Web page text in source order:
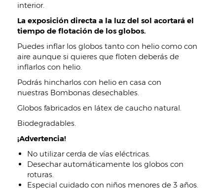
interior.
La exposición directa a la luz del sol acortará el
tiempo de flotación de los globos.
Puedes inflar los globos tanto con helio como con
aire aunque si quieres que floten deberás de
inflarlos con helio.
Podrás hincharlos con helio en casa con
nuestras Bombonas desechables.
Globos fabricados en látex de caucho natural.
Biodegradables.
¡Advertencia!
No utilizar cerda de vías eléctricas.
Desechar automáticamente los globos con
roturas.
Especial cuidado con niños menores de 3 años.